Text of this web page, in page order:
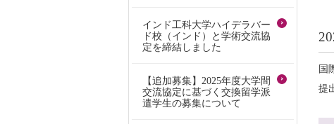
国
提
インド工科大学ハイデラバー
ド校（インド）と学術交流協
定を締結しました
【追加募集】2025年度大学間
交流協定に基づく交換留学派
遣学生の募集について